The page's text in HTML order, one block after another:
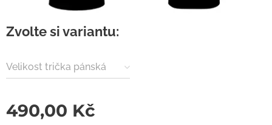
Zvolte si variantu:
Velikost trička pánská
490,00 Kč